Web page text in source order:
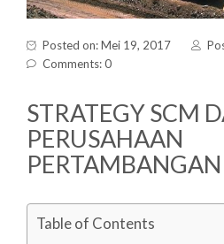
Posted on: Mei 19, 2017
Comments: 0
STRATEGY SCM
PERUSAHAAN
PERTAMBANGAN
Table of Contents